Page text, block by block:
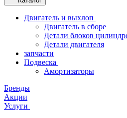
Двигатель и выхлоп
Двигатель в сборе
Детали блоков
Детали двигателя
запчасти
Подвеска
Амортизаторы
Бренды
Акции
Услуги